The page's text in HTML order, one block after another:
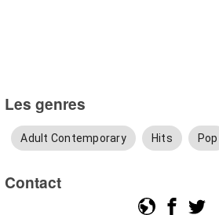
Les genres
Adult Contemporary Hits Pop
Contact